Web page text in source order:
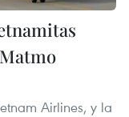
Airlines, y la